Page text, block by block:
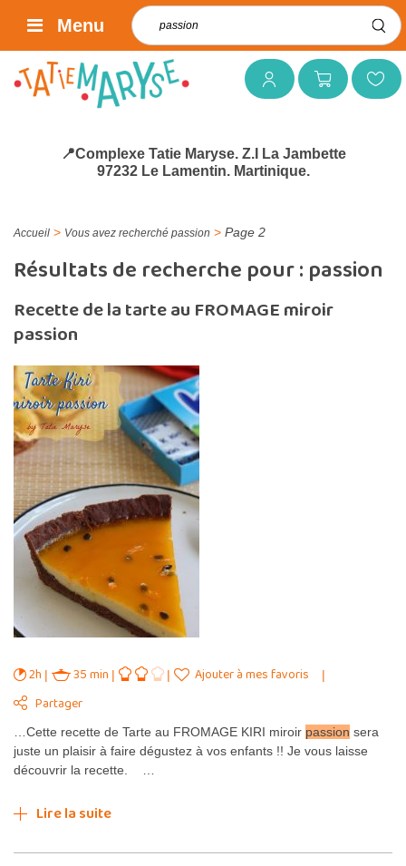
Mon compteMon panierMes favoris
Rechercher :
Menu
📍Complexe Tatie Maryse. Z.I La Jambette
97232 Le Lamentin. Martinique.
Accueil > Vous avez recherché passion > Page 2
Résultats de recherche pour : passion
Recette de la tarte au FROMAGE miroir
passion
2h 35 min
Ajouter à mes favoris
Partager
…Cette recette de Tarte au FROMAGE KIRI miroir passion sera
juste un plaisir à faire dégustez à vos enfants !! Je vous laisse
découvrir la recette. …
Lire la suite